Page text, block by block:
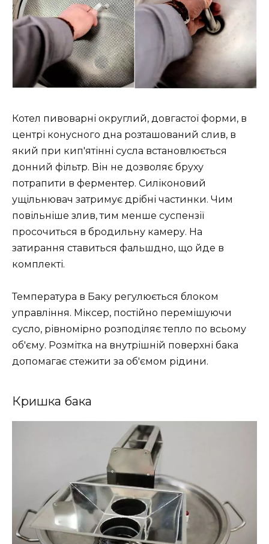
Котел пивоварні округлий, довгастої форми, в
центрі конусного дна розташований слив, в
який при кип'ятінні сусла встановлюється
донний фільтр. Він не дозволяє бруху
потрапити в ферментер. Силіконовий
ущільнювач затримує дрібні частинки. Чим
повільніше злив, тим менше суспензії
просочиться в бродильну камеру. На
затирання ставиться фальшдно, що йде в
комплекті.
Температура в Баку регулюється блоком
управління. Міксер, постійно перемішуючи
сусло, рівномірно розподіляє тепло по всьому
об'єму. Розмітка на внутрішній поверхні бака
допомагає стежити за об'ємом рідини.
Кришка бака